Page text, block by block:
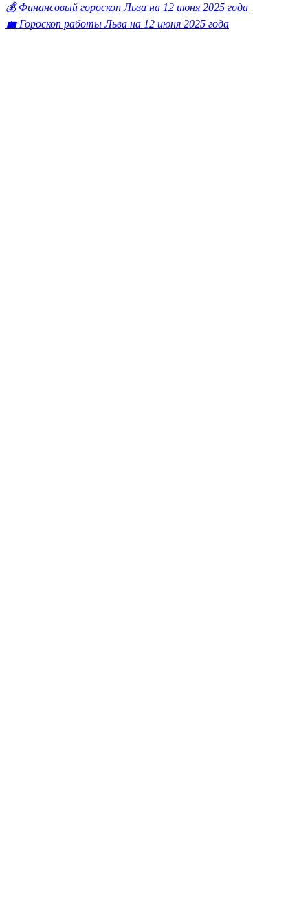
💰 Финансовый гороскоп Льва на 12 июня 2025 года
💼 Гороскоп работы Льва на 12 июня 2025 года